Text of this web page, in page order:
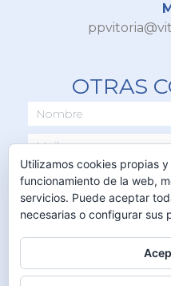
OTRAS
Utilizamos cookies propias
funcionamiento de la web,
servicios. Puede aceptar
necesarias o configurar sus